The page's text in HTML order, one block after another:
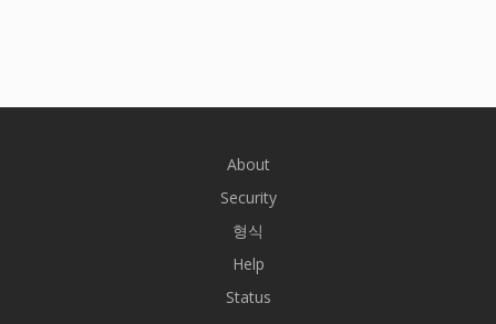
About
Security
형식
Help
Status